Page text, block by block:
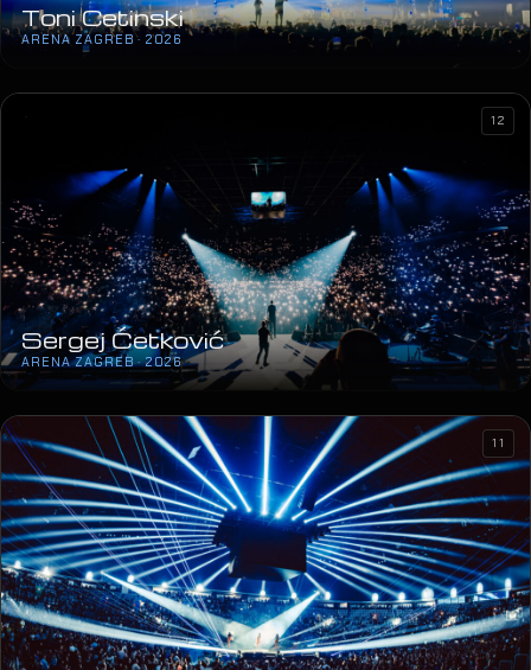
Toni Cetinski
ARENA ZAGREB · 2026
Sergej Ćetković
ARENA ZAGREB · 2026
12
11